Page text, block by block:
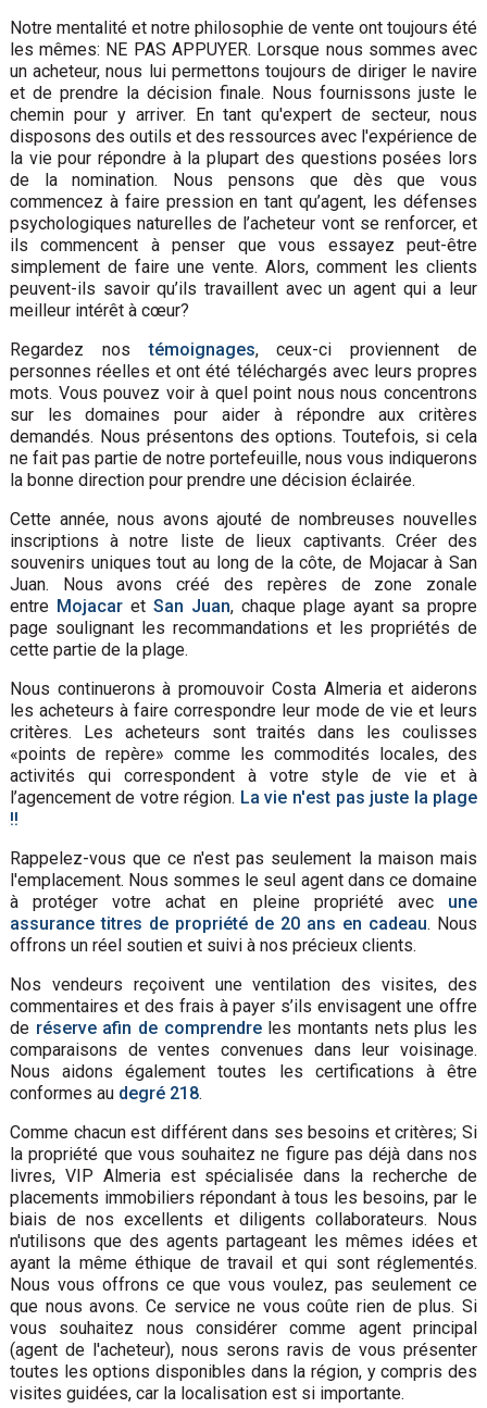
Notre mentalité et notre philosophie de vente ont toujours été
les mêmes: NE PAS APPUYER. Lorsque nous sommes avec
un acheteur, nous lui permettons toujours de diriger le navire
et de prendre la décision finale. Nous fournissons juste le
chemin pour y arriver. En tant qu'expert de secteur, nous
disposons des outils et des ressources avec l'expérience de
la vie pour répondre à la plupart des questions posées lors
de la nomination. Nous pensons que dès que vous
commencez à faire pression en tant qu’agent, les défenses
psychologiques naturelles de l’acheteur vont se renforcer, et
ils commencent à penser que vous essayez peut-être
simplement de faire une vente. Alors, comment les clients
peuvent-ils savoir qu’ils travaillent avec un agent qui a leur
meilleur intérêt à cœur?
Regardez nostémoignages, ceux-ci proviennent de
personnes réelles et ont été téléchargés avec leurs propres
mots. Vous pouvez voir à quel point nous nous concentrons
sur les domaines pour aider à répondre aux critères
demandés. Nous présentons des options. Toutefois, si cela
ne fait pas partie de notre portefeuille, nous vous indiquerons
la bonne direction pour prendre une décision éclairée.
Cette année, nous avons ajouté de nombreuses nouvelles
inscriptions à notre liste de lieux captivants. Créer des
souvenirs uniques tout au long de la côte, de Mojacar à San
Juan. Nous avons créé des repères de zone zonale
entre Mojacaret San Juan, chaque plage ayant sa propre
page soulignant les recommandations et les propriétés de
cette partie de la plage.
Nous continuerons à promouvoir Costa Almeria et aiderons
les acheteurs à faire correspondre leur mode de vie et leurs
critères. Les acheteurs sont traités dans les coulisses
«points de repère» comme les commodités locales, des
activités qui correspondent à votre style de vie et à
l’agencement de votre région. La vie n'est pas juste la plage
!!
Rappelez-vous que ce n'est pas seulement la maison mais
l'emplacement. Nous sommes le seul agent dans ce domaine
à protéger votre achat en pleine propriété avec une
assurance titres de propriété de 20 ans en cadeau. Nous
offrons un réel soutien et suivi à nos précieux clients.
Nos vendeurs reçoivent une ventilation des visites, des
commentaires et des frais à payer s’ils envisagent une offre
de réserve afin de comprendreles montants nets plus les
comparaisons de ventes convenues dans leur voisinage.
Nous aidons également toutes les certifications à être
conformes au degré 218.
Comme chacun est différent dans ses besoins et critères; Si
la propriété que vous souhaitez ne figure pas déjà dans nos
livres, VIP Almeria est spécialisée dans la recherche de
placements immobiliers répondant à tous les besoins, par le
biais de nos excellents et diligents collaborateurs. Nous
n'utilisons que des agents partageant les mêmes idées et
ayant la même éthique de travail et qui sont réglementés.
Nous vous offrons ce que vous voulez, pas seulement ce
que nous avons. Ce service ne vous coûte rien de plus. Si
vous souhaitez nous considérer comme agent principal
(agent de l'acheteur), nous serons ravis de vous présenter
toutes les options disponibles dans la région, y compris des
visites guidées, car la localisation est si importante.